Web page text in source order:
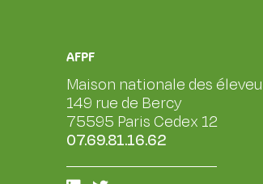
AFPF
Maison nationale des
149 rue de Bercy
75595 Paris Cedex 12
07.69.81.16.62